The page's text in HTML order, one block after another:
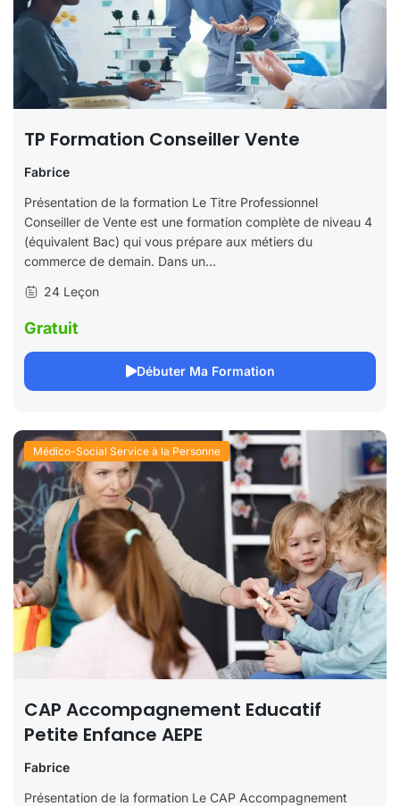
TP Formation Conseiller Vente
Fabrice
Présentation de la formation Le Titre Professionnel
Conseiller de Vente est une formation complète de niveau 4
(équivalent Bac) qui vous prépare aux métiers du
commerce de demain. Dans un...
24 Leçon
Gratuit
Débuter Ma Formation
Médico-Social Service à la Personne
CAP Accompagnement Educatif
Petite Enfance AEPE
Fabrice
Présentation de la formation Le CAP Accompagnement